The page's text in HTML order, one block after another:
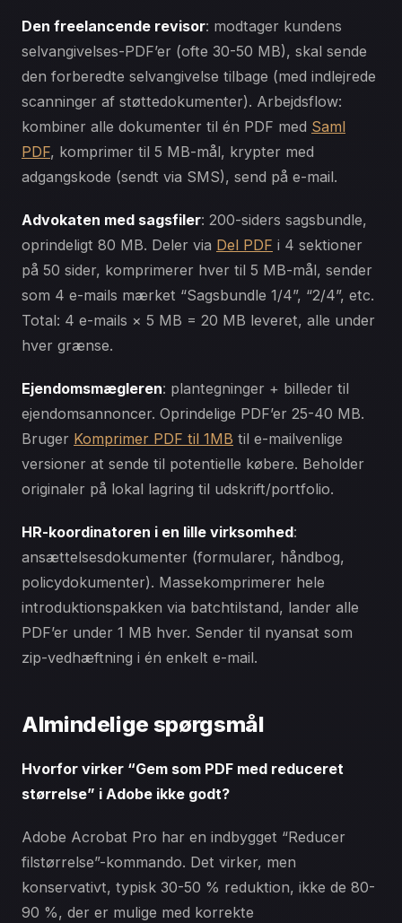
Den freelancende revisor: modtager kundens
selvangivelses-PDF’er (ofte 30-50 MB), skal sende
den forberedte selvangivelse tilbage (med indlejrede
scanninger af støttedokumenter). Arbejdsflow:
kombiner alle dokumenter til én PDF med Saml
PDF, komprimer til 5 MB-mål, krypter med
adgangskode (sendt via SMS), send på e-mail.
Advokaten med sagsfiler: 200-siders sagsbundle,
oprindeligt 80 MB. Deler via Del PDF i 4 sektioner
på 50 sider, komprimerer hver til 5 MB-mål, sender
som 4 e-mails mærket “Sagsbundle 1/4”, “2/4”, etc.
Total: 4 e-mails × 5 MB = 20 MB leveret, alle under
hver grænse.
Ejendomsmægleren: plantegninger + billeder til
ejendomsannoncer. Oprindelige PDF’er 25-40 MB.
Bruger Komprimer PDF til 1MB til e-mailvenlige
versioner at sende til potentielle købere. Beholder
originaler på lokal lagring til udskrift/portfolio.
HR-koordinatoren i en lille virksomhed:
ansættelsesdokumenter (formularer, håndbog,
policydokumenter). Massekomprimerer hele
introduktionspakken via batchtilstand, lander alle
PDF’er under 1 MB hver. Sender til nyansat som
zip-vedhæftning i én enkelt e-mail.
Almindelige spørgsmål
Hvorfor virker “Gem som PDF med reduceret
størrelse” i Adobe ikke godt?
Adobe Acrobat Pro har en indbygget “Reducer
filstørrelse”-kommando. Det virker, men
konservativt, typisk 30-50 % reduktion, ikke de 80-
90 %, der er mulige med korrekte